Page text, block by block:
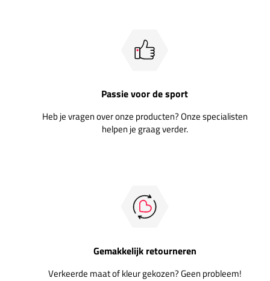
Passie voor de sport
Heb je vragen over onze producten? Onze specialisten
helpen je graag verder.
Gemakkelijk retourneren
Verkeerde maat of kleur gekozen? Geen probleem!